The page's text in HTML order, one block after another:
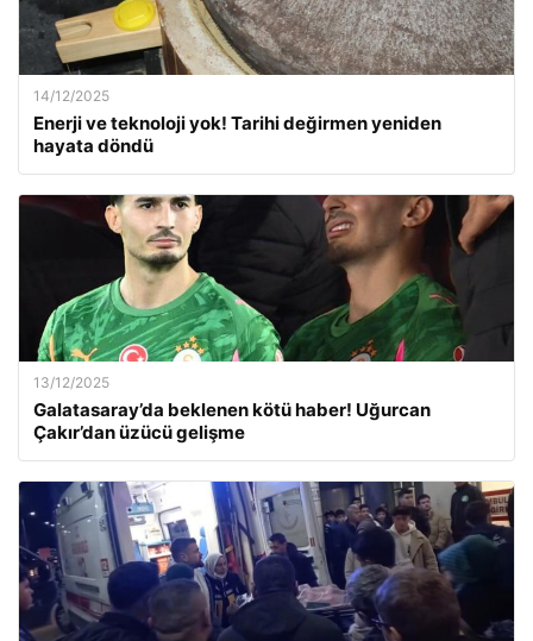
14/12/2025
Enerji ve teknoloji yok! Tarihi değirmen yeniden
hayata döndü
13/12/2025
Galatasaray’da beklenen kötü haber! Uğurcan
Çakır’dan üzücü gelişme